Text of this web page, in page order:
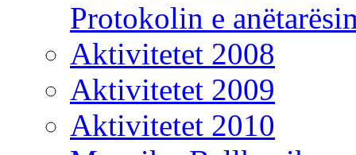
Protokolin e
Aktivitetet 2008
Aktivitetet 2009
Aktivitetet 2010